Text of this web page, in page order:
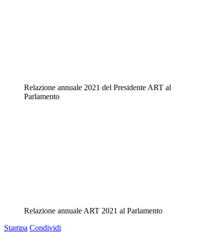
Relazione annuale 2021 del Presidente ART al
Parlamento
Relazione annuale ART 2021 al Parlamento
Stampa Condividi